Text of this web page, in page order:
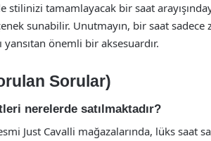
stilinizi tamamlayacak bir saat
sunabilir. Unutmayın, bir saat
yansıtan önemli bir aksesuardır.
Sorular)
nerelerde satılmaktadır?
Just Cavalli mağazalarında, lüks saat